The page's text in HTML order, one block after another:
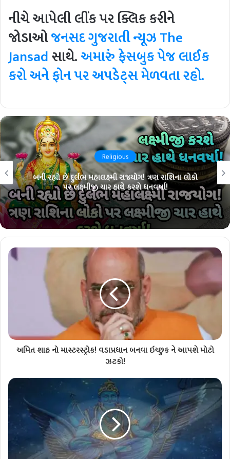
નીચે આપેલી લીંક પર ક્લિક કરીને
જોડાઓજનસદ ગુજરાતી ન્યૂઝThe
Jansadસાથે.અમારું ફેસબુક પેજ લાઈક
કરો અને ફોન પર અપડેટ્સ મેળવતા રહો.
Religious
બની રહ્યો છે દુર્લભ મહાલક્ષ્મી રાજયોગ! ત્રણ રાશિના લોકો
પર લક્ષ્મીજી ચાર હાથે કરશે ધનવર્ષા!
અમિત શાહ નો માસ્ટરસ્ટ્રોક! વડાપ્રધાન બનવા ઇચ્છુક ને આપશે મોટો
ઝટકો!